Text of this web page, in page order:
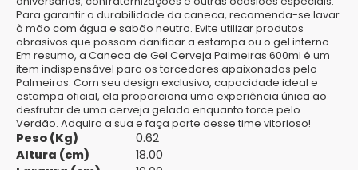
Para garantir a durabilidade da caneca, recomenda-se lavar
à mão com água e sabão neutro. Evite utilizar produtos
abrasivos que possam danificar a estampa ou o gel interno.
Em resumo, a Caneca de Gel Cerveja Palmeiras 600ml é um
item indispensável para os torcedores apaixonados pelo
Palmeiras. Com seu design exclusivo, capacidade ideal e
estampa oficial, ela proporciona uma experiência única ao
desfrutar de uma cerveja gelada enquanto torce pelo
Verdão. Adquira a sua e faça parte desse time vitorioso!
Peso (Kg)
0.62
Altura (cm)
18.00